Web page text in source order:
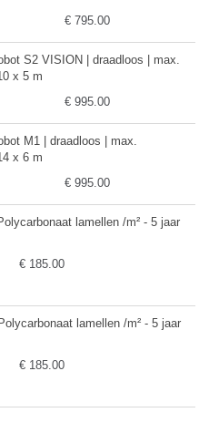
€ 795.00
S2 VISION | draadloos | max.
x 5 m
€ 995.00
M1 | draadloos | max.
x 6 m
€ 995.00
lamellen /m² - 5 jaar
€ 185.00
lamellen /m² - 5 jaar
€ 185.00